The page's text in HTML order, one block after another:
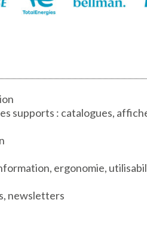
supports : catalogues,
ergonomie,
newsletters